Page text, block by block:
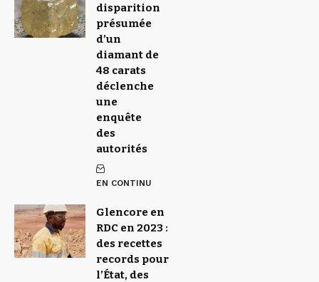
disparition
présumée
d’un
diamant de
48 carats
déclenche
une
enquête
des
autorités
EN CONTINU
Glencore en
RDC en 2023 :
des recettes
records pour
l’État, des